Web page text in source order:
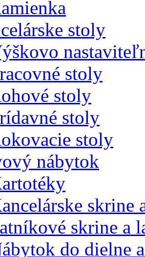
stoly
stoly
stoly
stoly
stoly
nábytok
skrine
skrine a
do dielne